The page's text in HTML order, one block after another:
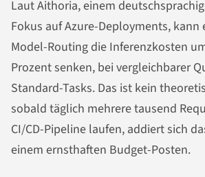
Laut Aithoria, einem
Fokus auf Azure-Deployments, kann
Model-Routing die Inferenzkosten
Prozent senken, bei vergleichbarer
Standard-Tasks. Das ist kein
sobald täglich mehrere tausend
CI/CD-Pipeline laufen, addiert sich
einem ernsthaften Budget-Posten.